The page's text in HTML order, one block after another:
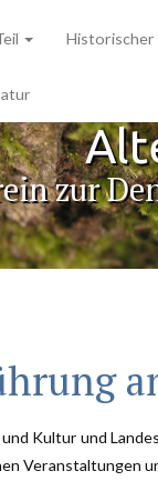
Historischer
zur
Kultur und
Veranstaltungen